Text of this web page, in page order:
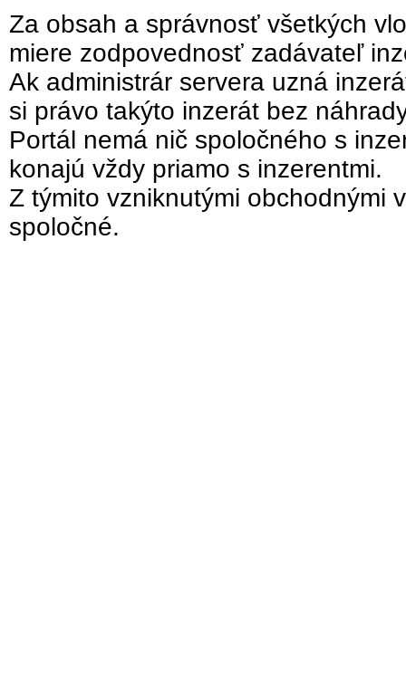
Za obsah a správnosť všetkých
miere zodpovednosť zadávateľ
Ak administrár servera uzná
si právo takýto inzerát bez
Portál nemá nič spoločného s
konajú vždy priamo s inzerentmi.
Z týmito vzniknutými obchodnými
spoločné.